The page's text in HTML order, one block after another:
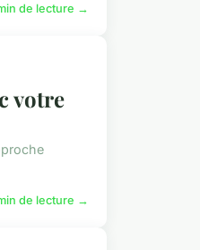
de lecture →
votre
de lecture →